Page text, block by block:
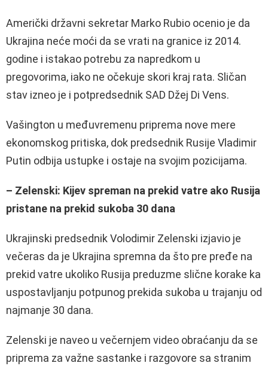
Američki državni sekretar Marko Rubio ocenio je da
Ukrajina neće moći da se vrati na granice iz 2014.
godine i istakao potrebu za napredkom u
pregovorima, iako ne očekuje skori kraj rata. Sličan
stav izneo je i potpredsednik SAD Džej Di Vens.
Vašington u međuvremenu priprema nove mere
ekonomskog pritiska, dok predsednik Rusije Vladimir
Putin odbija ustupke i ostaje na svojim pozicijama.
– Zelenski: Kijev spreman na prekid vatre ako Rusija
pristane na prekid sukoba 30 dana
Ukrajinski predsednik Volodimir Zelenski izjavio je
večeras da je Ukrajina spremna da što pre pređe na
prekid vatre ukoliko Rusija preduzme slične korake ka
uspostavljanju potpunog prekida sukoba u trajanju od
najmanje 30 dana.
Zelenski je naveo u večernjem video obraćanju da se
priprema za važne sastanke i razgovore sa stranim